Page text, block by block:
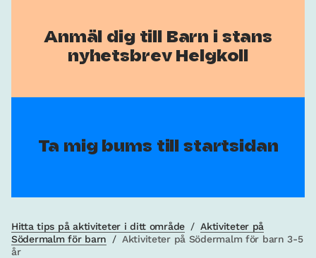
Anmäl dig till Barn i stans
nyhetsbrev Helgkoll
Ta mig bums till startsidan
Hitta tips på aktiviteter i ditt område / Aktiviteter på
Södermalm för barn
/ Aktiviteter på Södermalm för barn 3-5
år